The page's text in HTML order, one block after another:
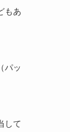
もあ
パッ
して